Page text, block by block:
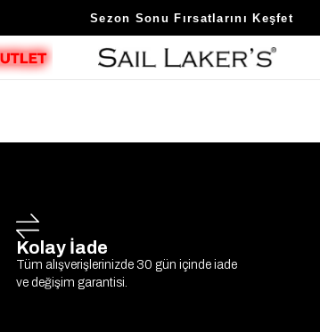
Sezon Sonu Fırsatlarını Keşfet
Kolay İade
Tüm alışverişlerinizde 30 gün içinde iade
ve değişim garantisi.